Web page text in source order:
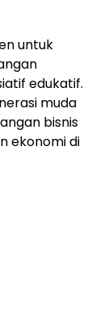
untuk
edukatif.
muda
bisnis
ekonomi di